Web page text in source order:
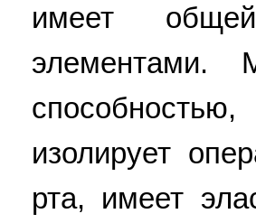
имеет
элементами.
изолирует
рта, имеет